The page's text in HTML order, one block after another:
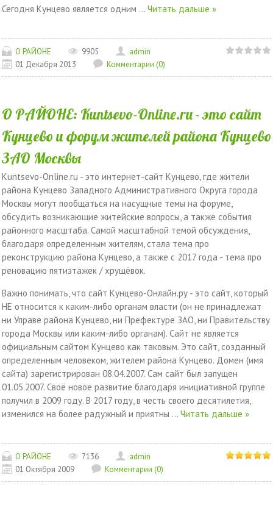
Сегодня Кунцево является одним ... Читать дальше »
О РАЙОНЕ 9905
admin
01 Декабря 2013
Комментарии (0)
О РАЙОНЕ: Kuntsevo-Online.ru - это сайт
Кунцево и форум жителей района Кунцево
ЗАО Москвы
Kuntsevo-Online.ru - это интернет-сайт Кунцево, где жители
района Кунцево Западного Административного Округа города
Москвы могут пообщаться на насущные темы на форуме,
обсудить возникающие житейские вопросы, а также события
районного масштаба. Самой масштабной темой обсуждения,
благодаря определенным жителям, стала тема про
реконструкцию района Кунцево, а также с 2017 года - тема про
реновацию пятиэтажек / хрущёвок.
Важно понимать, что сайт Кунцево-Онлайн.ру - это сайт, который
НЕ относится к каким-либо органам власти (он не принадлежат
ни Управе района Кунцево, ни Префектуре ЗАО, ни Правительству
города Москвы или каким-либо органам). Сайт не является
официальным сайтом Кунцево как таковым. Это сайт, созданный
определенным человеком, жителем района Кунцево. Домен (имя
сайта) зарегистрирован 08.04.2007. Сам сайт был запущен
01.05.2007. Своё новое развитие благодаря инициативной группе
получил в 2009 году. В 2017 году, в честь своего десятилетия,
изменился на более радужный и приятны ... Читать дальше »
О РАЙОНЕ 7136
admin
01 Октября 2009
Комментарии (0)